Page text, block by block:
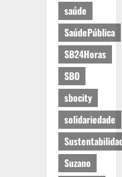
saúde
SaúdePública
SB24Horas
SBO
sbocity
solidariedade
Suzano